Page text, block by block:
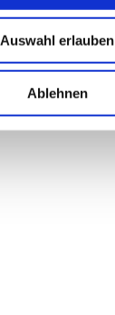
Auswahl erlauben
Ablehnen